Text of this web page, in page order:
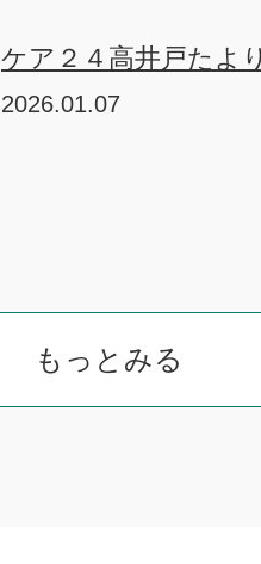
ケア２４高井戸たよ
2026.01.07
もっとみる